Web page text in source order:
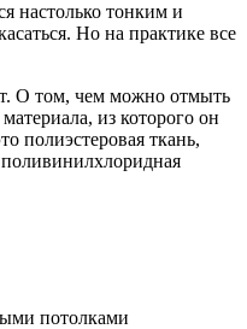
настолько тонким и
Но на практике все
О том, чем можно отмыть
из которого он
полиэстеровая ткань,
потолками